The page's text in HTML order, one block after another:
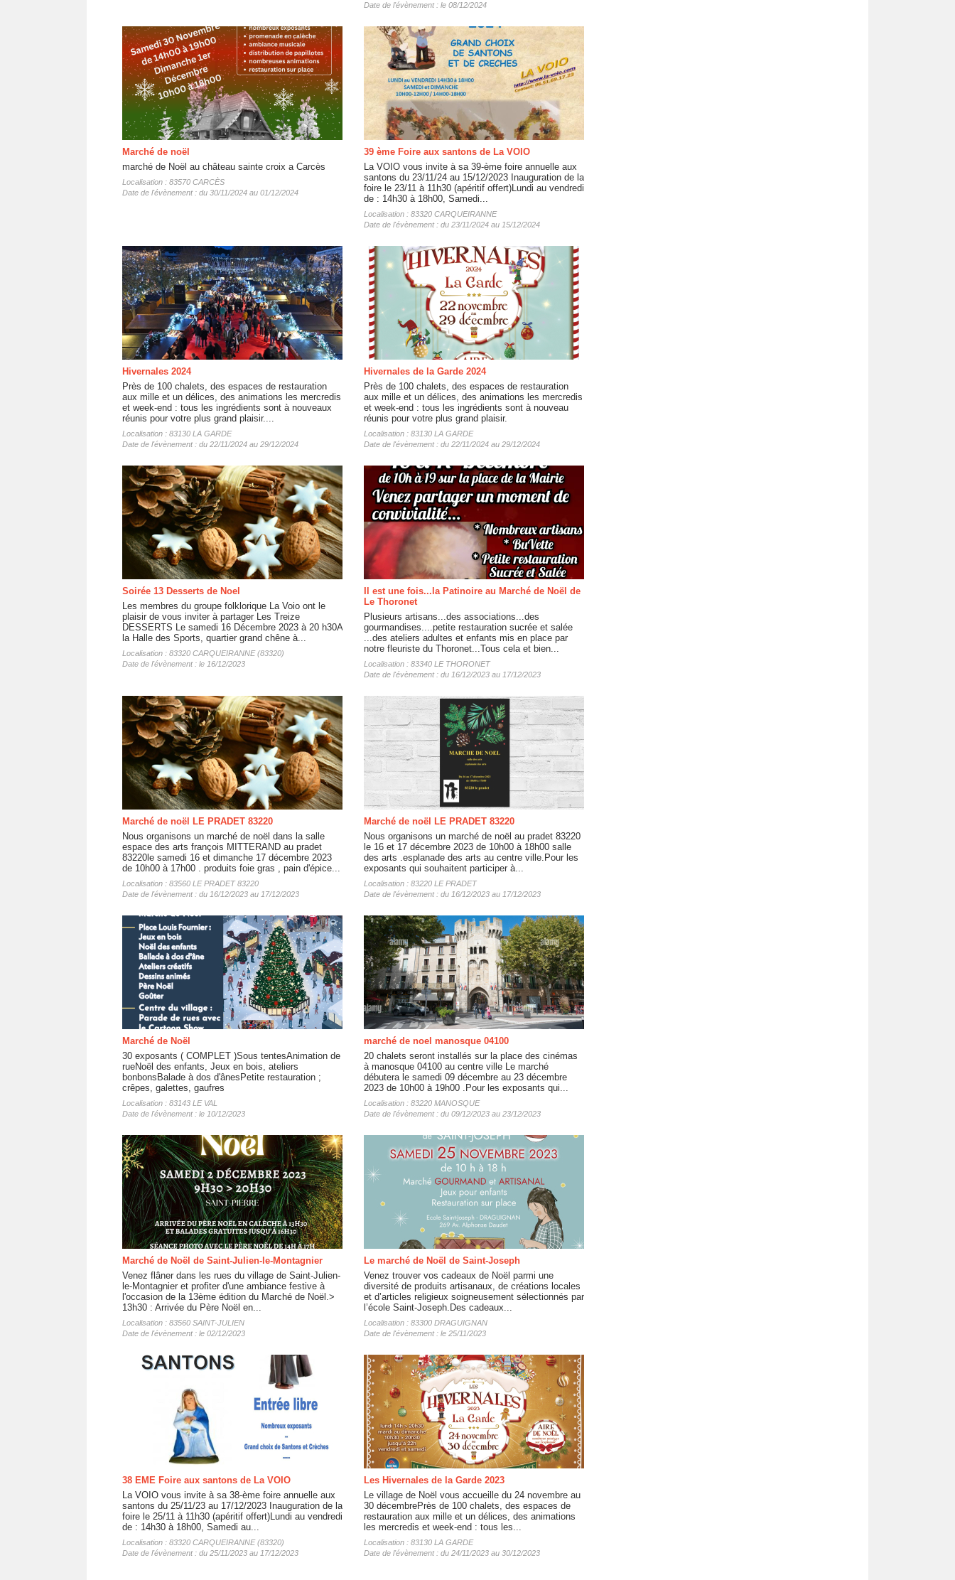
Date de l'évènement : le 08/12/2024
Marché de noël
marché de Noël au château sainte croix a Carcès
Localisation : 83570 CARCÈS
Date de l'évènement : du 30/11/2024 au 01/12/2024
39 ème Foire aux santons de La VOIO
La VOIO vous invite à sa 39-ème foire annuelle aux
santons du 23/11/24 au 15/12/2023 Inauguration de la
foire le 23/11 à 11h30 (apéritif offert)Lundi au vendredi
de : 14h30 à 18h00, Samedi...
Localisation : 83320 CARQUEIRANNE
Date de l'évènement : du 23/11/2024 au 15/12/2024
Hivernales 2024
Près de 100 chalets, des espaces de restauration
aux mille et un délices, des animations les mercredis
et week-end : tous les ingrédients sont à nouveaux
réunis pour votre plus grand plaisir....
Localisation : 83130 LA GARDE
Date de l'évènement : du 22/11/2024 au 29/12/2024
Hivernales de la Garde 2024
Près de 100 chalets, des espaces de restauration
aux mille et un délices, des animations les mercredis
et week-end : tous les ingrédients sont à nouveau
réunis pour votre plus grand plaisir.
Localisation : 83130 LA GARDE
Date de l'évènement : du 22/11/2024 au 29/12/2024
Soirée 13 Desserts de Noel
Les membres du groupe folklorique La Voio ont le
plaisir de vous inviter à partager Les Treize
DESSERTS Le samedi 16 Décembre 2023 à 20 h30A
la Halle des Sports, quartier grand chêne à...
Localisation : 83320 CARQUEIRANNE (83320)
Date de l'évènement : le 16/12/2023
Il est une fois...la Patinoire au Marché de Noël de
Le Thoronet
Plusieurs artisans...des associations...des
gourmandises....petite restauration sucrée et salée
...des ateliers adultes et enfants mis en place par
notre fleuriste du Thoronet...Tous cela et bien...
Localisation : 83340 LE THORONET
Date de l'évènement : du 16/12/2023 au 17/12/2023
Marché de noël LE PRADET 83220
Nous organisons un marché de noël dans la salle
espace des arts françois MITTERAND au pradet
83220le samedi 16 et dimanche 17 décembre 2023
de 10h00 à 17h00 . produits foie gras , pain d'épice...
Localisation : 83560 LE PRADET 83220
Date de l'évènement : du 16/12/2023 au 17/12/2023
Marché de noël LE PRADET 83220
Nous organisons un marché de noël au pradet 83220
le 16 et 17 décembre 2023 de 10h00 à 18h00 salle
des arts .esplanade des arts au centre ville.Pour les
exposants qui souhaitent participer à...
Localisation : 83220 LE PRADET
Date de l'évènement : du 16/12/2023 au 17/12/2023
Marché de Noël
30 exposants ( COMPLET )Sous tentesAnimation de
rueNoël des enfants, Jeux en bois, ateliers
bonbonsBalade à dos d'ânesPetite restauration ;
crêpes, galettes, gaufres
Localisation : 83143 LE VAL
Date de l'évènement : le 10/12/2023
marché de noel manosque 04100
20 chalets seront installés sur la place des cinémas
à manosque 04100 au centre ville Le marché
débutera le samedi 09 décembre au 23 décembre
2023 de 10h00 à 19h00 .Pour les exposants qui...
Localisation : 83220 MANOSQUE
Date de l'évènement : du 09/12/2023 au 23/12/2023
Marché de Noël de Saint-Julien-le-Montagnier
Venez flâner dans les rues du village de Saint-Julien-
le-Montagnier et profiter d'une ambiance festive à
l'occasion de la 13ème édition du Marché de Noël.>
13h30 : Arrivée du Père Noël en...
Localisation : 83560 SAINT-JULIEN
Date de l'évènement : le 02/12/2023
Le marché de Noël de Saint-Joseph
Venez trouver vos cadeaux de Noël parmi une
diversité de produits artisanaux, de créations locales
et d’articles religieux soigneusement sélectionnés par
l’école Saint-Joseph.Des cadeaux...
Localisation : 83300 DRAGUIGNAN
Date de l'évènement : le 25/11/2023
38 EME Foire aux santons de La VOIO
La VOIO vous invite à sa 38-ème foire annuelle aux
santons du 25/11/23 au 17/12/2023 Inauguration de la
foire le 25/11 à 11h30 (apéritif offert)Lundi au vendredi
de : 14h30 à 18h00, Samedi au...
Localisation : 83320 CARQUEIRANNE (83320)
Date de l'évènement : du 25/11/2023 au 17/12/2023
Les Hivernales de la Garde 2023
Le village de Noël vous accueille du 24 novembre au
30 décembrePrès de 100 chalets, des espaces de
restauration aux mille et un délices, des animations
les mercredis et week-end : tous les...
Localisation : 83130 LA GARDE
Date de l'évènement : du 24/11/2023 au 30/12/2023